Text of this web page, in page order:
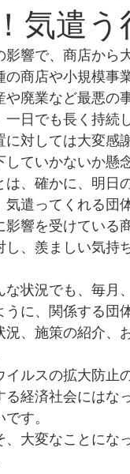
気遣う
響で、商店から
の商店や小規模事
や廃業など最悪の
日でも長く持続
に対しては大変感
ていかないか懸
は、確かに、明日
遣ってくれる団
影響を受けている
、羨ましい気持
な状況でも、毎月
うに、関係する団
、施策の紹介、
ルスの拡大防止
経済社会にはな
す。
、大変なことにな